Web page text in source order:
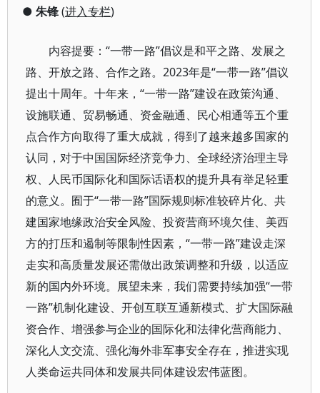
● 朱锋(进入专栏)
内容提要：“一带一路”倡议是和平之路、发展之
路、开放之路、合作之路。2023年是“一带一路”倡议
提出十周年。十年来，“一带一路”建设在政策沟通、
设施联通、贸易畅通、资金融通、民心相通等五个重
点合作方向取得了重大成就，得到了越来越多国家的
认同，对于中国国际经济竞争力、全球经济治理主导
权、人民币国际化和国际话语权的提升具有举足轻重
的意义。囿于“一带一路”国际规则标准较碎片化、共
建国家地缘政治安全风险、投资营商环境欠佳、美西
方的打压和遏制等限制性因素，“一带一路”建设走深
走实和高质量发展还需做出政策调整和升级，以适应
新的国内外环境。展望未来，我们需要持续加强“一带
一路”机制化建设、开创互联互通新模式、扩大国际融
资合作、增强参与企业的国际化和法律化营商能力、
深化人文交流、强化海外非军事安全存在，推进实现
人类命运共同体和发展共同体建设宏伟蓝图。